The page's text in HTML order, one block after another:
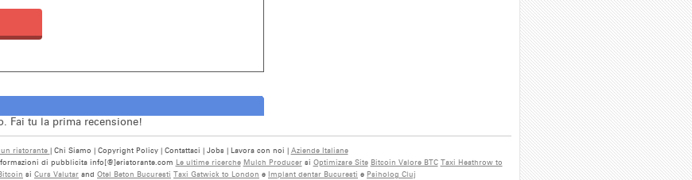
Fai tu la prima recensione!
ristorante | Chi Siamo | Copyright Policy | Contattaci | Jobs | Lavora con noi | Aziende Italiane
di pubblicita info[@]eristorante.com Le ultime ricerche Mulch Producersi Optimizare Site Bitcoin Valore BTC Taxi Heathrow to
si Curs Valutar and Otel Beton Bucuresti Taxi Gatwick to London e Implant dentar Bucuresti e Psiholog Cluj